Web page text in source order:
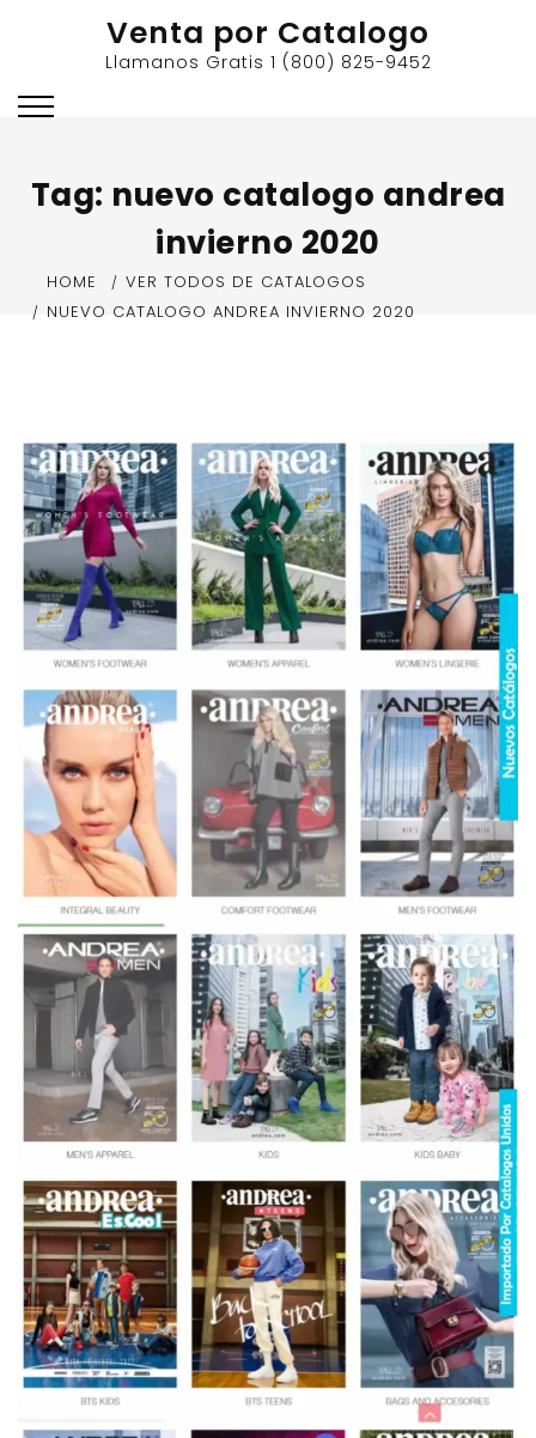
Venta por Catalogo
Llamanos Gratis 1 (800) 825-9452
Tag: nuevo catalogo andrea
invierno 2020
HOME
VER TODOS DE CATALOGOS
NUEVO CATALOGO ANDREA INVIERNO 2020